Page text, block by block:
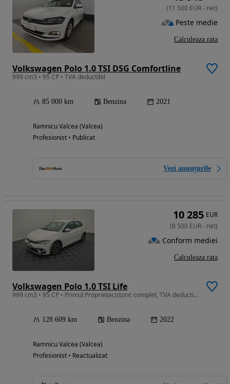
Volkswagen Polo 1.0 TSI DSG Comfortline
999 cm3 • 95 CP • TVA deductibil
85 000 km Benzina 2021
Ramnicu Valcea (Valcea)
Profesionist • Publicat
Vezi anunțurile
(11 500 EUR- net)
Peste medie
Calculeaza rata
Volkswagen Polo 1.0 TSI Life
999 cm3 • 95 CP • Primul Proprietar,istoric complet, TVA deductibil
128 609 km Benzina 2022
Ramnicu Valcea (Valcea)
Profesionist • Reactualizat
10 285 EUR
(8 500 EUR- net)
Conform mediei
Calculeaza rata